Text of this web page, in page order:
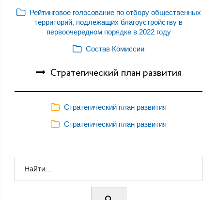
Рейтинговое голосование по отбору общественных
территорий, подлежащих благоустройству в
первоочередном порядке в 2022 году
Состав Комиссии
Стратегический план развития
Стратегический план развития
Стратегический план развития